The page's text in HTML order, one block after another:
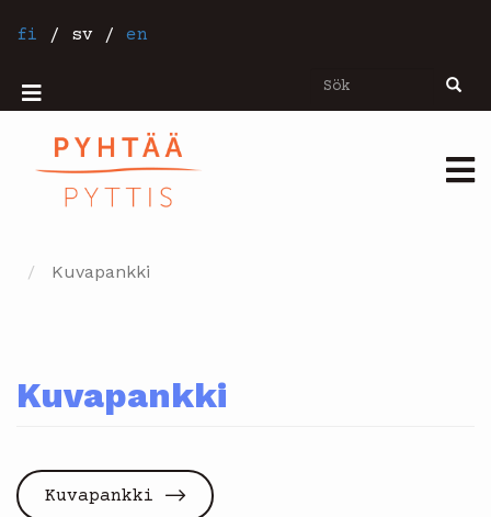
tillfi / sv / en
Sök Sök
Mobiilivalikko
Kuvapankki
Kuvapankki
Kuvapankki